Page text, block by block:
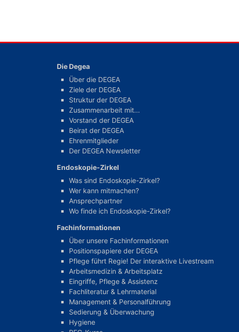
Die Degea
Über die DEGEA
Ziele der DEGEA
Struktur der DEGEA
Zusammenarbeit mit...
Vorstand der DEGEA
Beirat der DEGEA
Ehrenmitglieder
Der DEGEA Newsletter
Endoskopie-Zirkel
Was sind Endoskopie-Zirkel?
Wer kann mitmachen?
Ansprechpartner
Wo finde ich Endoskopie-Zirkel?
Fachinformationen
Über unsere Fachinformationen
Positionspapiere der DEGEA
Pflege führt Regie! Der interaktive Livestream
Arbeitsmedizin & Arbeitsplatz
Eingriffe, Pflege & Assistenz
Fachliteratur & Lehrmaterial
Management & Personalführung
Sedierung & Überwachung
Hygiene